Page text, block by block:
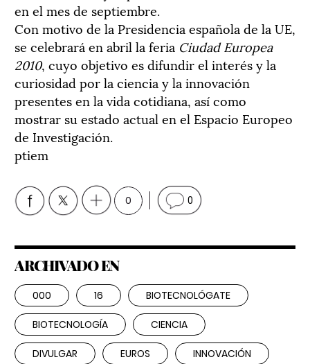
en el mes de septiembre.
Con motivo de la Presidencia española de la UE,
se celebrará en abril la feria Ciudad Europea
2010, cuyo objetivo es difundir el interés y la
curiosidad por la ciencia y la innovación
presentes en la vida cotidiana, así como
mostrar su estado actual en el Espacio Europeo
de Investigación.
ptiem
0 0
ARCHIVADO EN
000 16 BIOTECNOLÓGATE
BIOTECNOLOGÍA CIENCIA
DIVULGAR EUROS INNOVACIÓN